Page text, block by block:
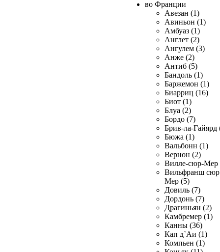
во Франции
Авезан (1)
Авиньон (1)
Амбуаз (1)
Англет (2)
Ангулем (3)
Анже (2)
Антиб (5)
Бандоль (1)
Баржемон (1)
Биарриц (16)
Биот (1)
Блуа (2)
Бордо (7)
Брив-ла-Гайярд
Бюжа (1)
Вальбонн (1)
Вернон (2)
Вилле-сюр-Мер
Вильфранш сюр
Мер (5)
Довиль (7)
Дордонь (7)
Драгиньян (2)
Камбремер (1)
Канны (36)
Кап д`Аи (1)
Компьен (1)